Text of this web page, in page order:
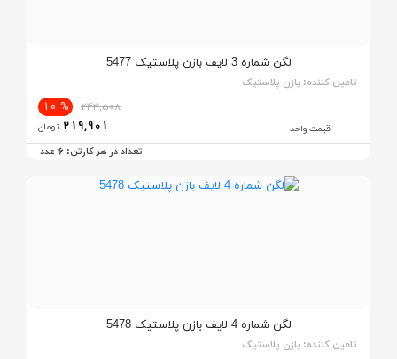
لگن شماره 3 لایف بازن پلاستیک 5477
تامین کننده: بازن پلاستیک
قیمت واحد
243,508
% 10
219,901 تومان
تعداد در هر کارتن: 6 عدد
لگن شماره 4 لایف بازن پلاستیک 5478
تامین کننده: بازن پلاستیک